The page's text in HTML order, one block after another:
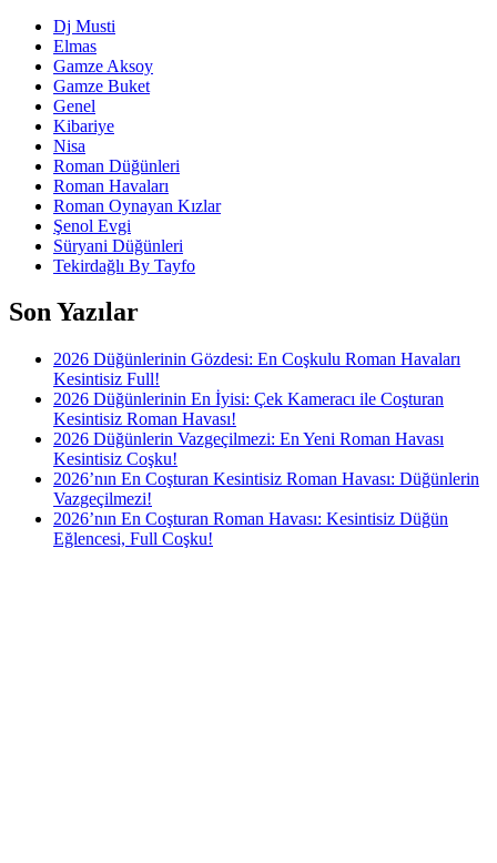
Dj Musti
Elmas
Gamze Aksoy
Gamze Buket
Genel
Kibariye
Nisa
Roman Düğünleri
Roman Havaları
Roman Oynayan Kızlar
Şenol Evgi
Süryani Düğünleri
Tekirdağlı By Tayfo
Son Yazılar
2026 Düğünlerinin Gözdesi: En Coşkulu Roman Havaları
Kesintisiz Full!
2026 Düğünlerinin En İyisi: Çek Kameracı ile Coşturan
Kesintisiz Roman Havası!
2026 Düğünlerin Vazgeçilmezi: En Yeni Roman Havası
Kesintisiz Coşku!
2026’nın En Coşturan Kesintisiz Roman Havası: Düğünlerin
Vazgeçilmezi!
2026’nın En Coşturan Roman Havası: Kesintisiz Düğün
Eğlencesi, Full Coşku!